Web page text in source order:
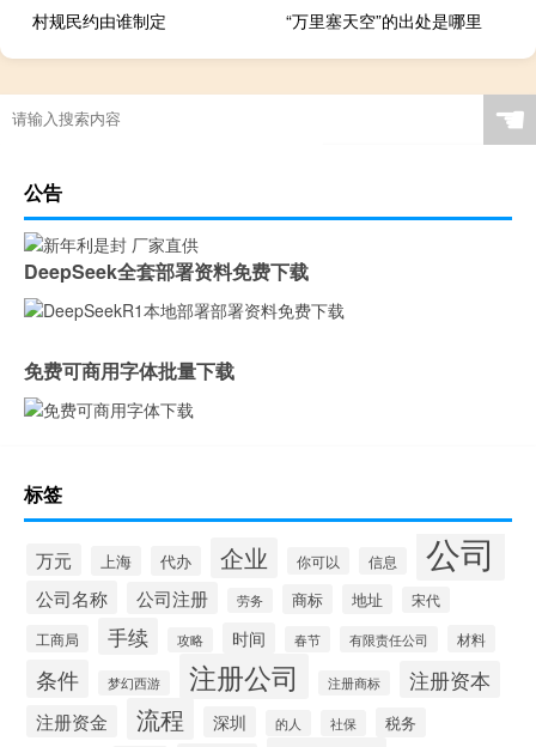
村规民约由谁制定
“万里塞天空”的出处是哪里
☚
公告
DeepSeek全套部署资料免费下载
免费可商用字体批量下载
标签
万元 上海 代办 企业 你可以 信息 公司
公司名称 公司注册 劳务 商标 地址 宋代
工商局 手续 攻略 时间 春节 有限责任公司 材料
条件 梦幻西游 注册公司 注册商标 注册资本
注册资金 流程 深圳 的人 社保 税务